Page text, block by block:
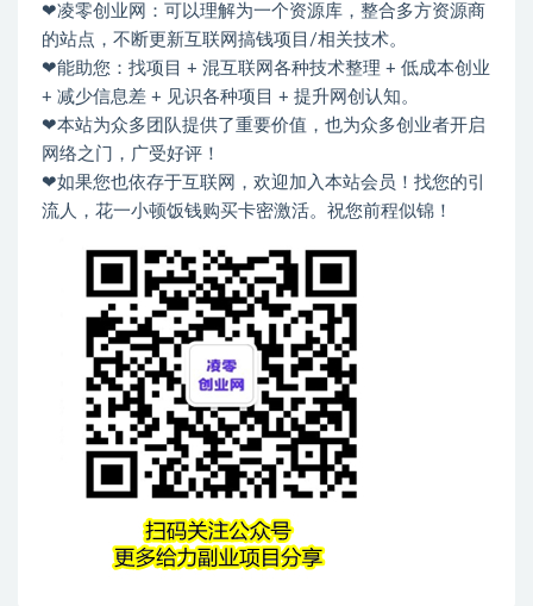
❤凌零创业网：可以理解为一个资源库，整合多方资源商
的站点，不断更新互联网搞钱项目/相关技术。
❤能助您：找项目 + 混互联网各种技术整理 + 低成本创业
+ 减少信息差 + 见识各种项目 + 提升网创认知。
❤本站为众多团队提供了重要价值，也为众多创业者开启
网络之门，广受好评！
❤如果您也依存于互联网，欢迎加入本站会员！找您的引
流人，花一小顿饭钱购买卡密激活。祝您前程似锦！